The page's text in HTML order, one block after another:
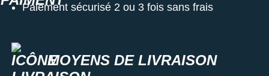
Paiement sécurisé 2 ou 3 fois sans frais
MOYENS DE LIVRAISON